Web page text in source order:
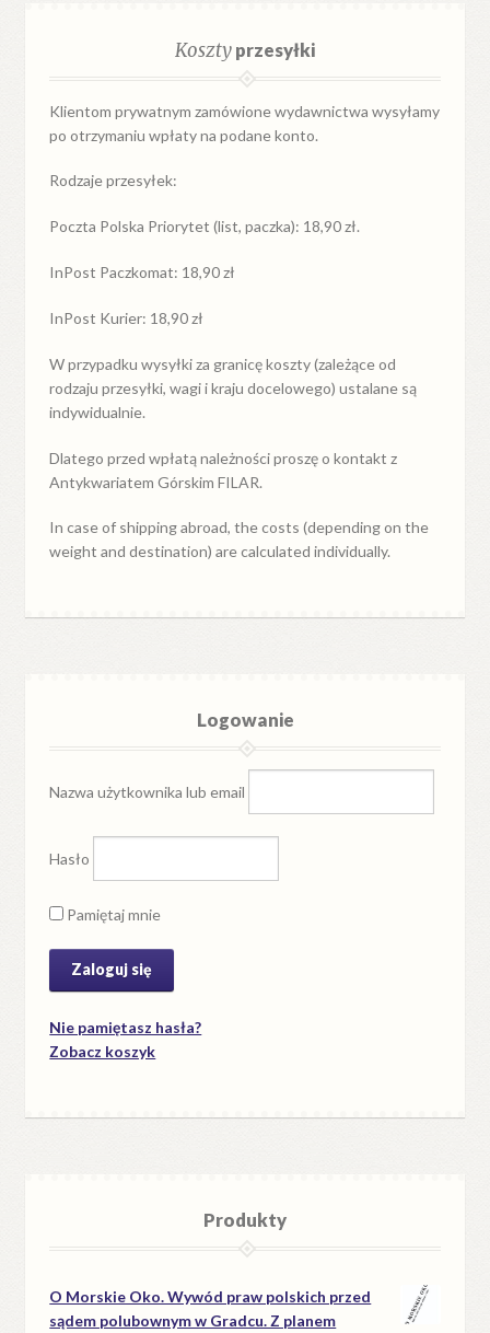
Kosztyprzesyłki
Klientom prywatnym zamówione wydawnictwa wysyłamy
po otrzymaniu wpłaty na podane konto.
Rodzaje przesyłek:
Poczta Polska Priorytet (list, paczka): 18,90 zł.
InPost Paczkomat: 18,90 zł
InPost Kurier: 18,90 zł
W przypadkuwysyłkiza granicękoszty (zależące od
rodzaju przesyłki, wagi i kraju docelowego) ustalane są
indywidualnie.
Dlatego przed wpłatą należności proszę o kontakt z
Antykwariatem Górskim FILAR.
In case of shipping abroad, the costs (depending on the
weight and destination) are calculated individually.
Logowanie
Nazwa użytkownika lub email
Hasło
Pamiętaj mnie
Nie pamiętasz hasła?
Zobacz koszyk
Produkty
O Morskie Oko. Wywód praw polskich przed
sądem polubownym w Gradcu. Z planem